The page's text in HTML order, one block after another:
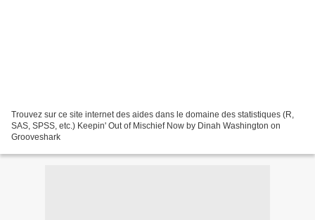
Trouvez sur ce site internet des aides dans le domaine des statistiques (R,
SAS, SPSS, etc.) Keepin' Out of Mischief Now by Dinah Washington on
Grooveshark